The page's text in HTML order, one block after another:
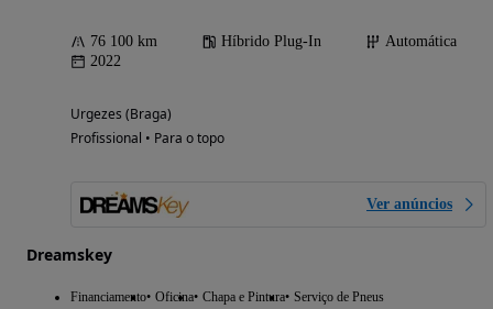
76 100 km Híbrido Plug-In
Automática
2022
Urgezes (Braga)
Profissional • Para o topo
Ver anúncios
Dreamskey
Financiamento Oficina Chapa e Pintura Serviço de Pneus